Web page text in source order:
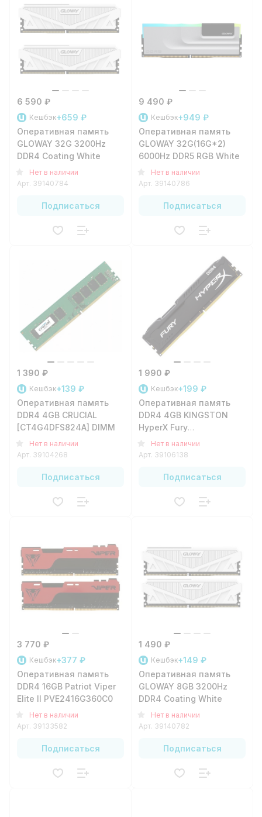
6 590 ₽
Кешбэк+659 ₽
Оперативная память
GLOWAY 32G 3200Hz
DDR4 Coating White
Нет в наличии
Арт. 39140784
Подписаться
9 490 ₽
Кешбэк+949 ₽
Оперативная память
GLOWAY 32G(16G*2)
6000Hz DDR5 RGB White
Нет в наличии
Арт. 39140786
Подписаться
1 390 ₽
Кешбэк+139 ₽
Оперативная память
DDR4 4GB CRUCIAL
[CT4G4DFS824A] DIMM
Нет в наличии
Арт. 39104268
Подписаться
1 990 ₽
Кешбэк+199 ₽
Оперативная память
DDR4 4GB KINGSTON
HyperX Fury
[HX426C15FB/4] DIMM
Нет в наличии
Арт. 39106138
Подписаться
3 770 ₽
Кешбэк+377 ₽
Оперативная память
DDR4 16GB Patriot Viper
Elite II PVE2416G360C0
Нет в наличии
Арт. 39133582
Подписаться
1 490 ₽
Кешбэк+149 ₽
Оперативная память
GLOWAY 8GB 3200Hz
DDR4 Coating White
Нет в наличии
Арт. 39140782
Подписаться